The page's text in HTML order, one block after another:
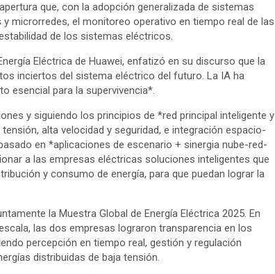
que, con la adopción generalizada de sistemas
microrredes, el monitoreo operativo en tiempo real de las
de los sistemas eléctricos.
Eléctrica de Huawei, enfatizó en su discurso que la
inciertos del sistema eléctrico del futuro. La IA ha
esencial para la supervivencia*.
y siguiendo los principios de *red principal inteligente y
alta velocidad y seguridad, e integración espacio-
en *aplicaciones de escenario + sinergia nube-red-
a las empresas eléctricas soluciones inteligentes que
y consumo de energía, para que puedan lograr la
la Muestra Global de Energía Eléctrica 2025. En
las dos empresas lograron transparencia en los
percepción en tiempo real, gestión y regulación
distribuidas de baja tensión.